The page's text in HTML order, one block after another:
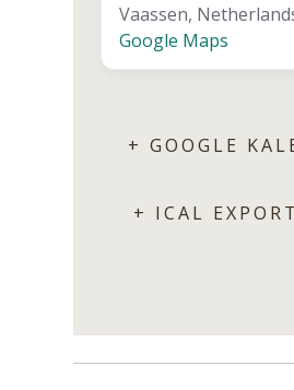
Vaassen,
Google Maps
+ GOOGLE
+ ICAL